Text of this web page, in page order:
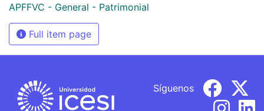
APFFVC - General - Patrimonial
Full item page
Síguenos